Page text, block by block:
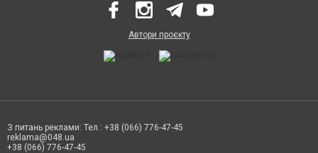
Автори проєкту
З питань реклами: Тел.: +38 (066) 776-47-45
reklama@048.ua
+38 (066) 776-47-45